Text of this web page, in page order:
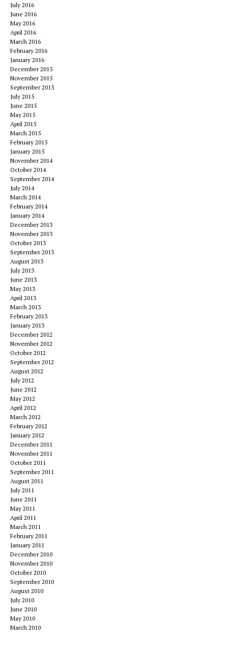
July 2016
June 2016
May 2016
April 2016
March 2016
February 2016
January 2016
December 2015
November 2015
September 2015
July 2015
June 2015
May 2015
April 2015
March 2015
February 2015
January 2015
November 2014
October 2014
September 2014
July 2014
March 2014
February 2014
January 2014
December 2013
November 2013
October 2013
September 2013
August 2013
July 2013
June 2013
May 2013
April 2013
March 2013
February 2013
January 2013
December 2012
November 2012
October 2012
September 2012
August 2012
July 2012
June 2012
May 2012
April 2012
March 2012
February 2012
January 2012
December 2011
November 2011
October 2011
September 2011
August 2011
July 2011
June 2011
May 2011
April 2011
March 2011
February 2011
January 2011
December 2010
November 2010
October 2010
September 2010
August 2010
July 2010
June 2010
May 2010
March 2010